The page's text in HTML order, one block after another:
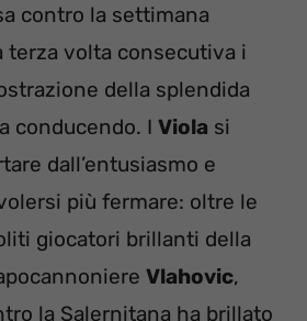
contro la settimana
terza volta consecutiva i
della splendida
conducendo. I Viola si
dall’entusiasmo e
più fermare: oltre le
giocatori brillanti della
Vlahovic,
la Salernitana ha brillato